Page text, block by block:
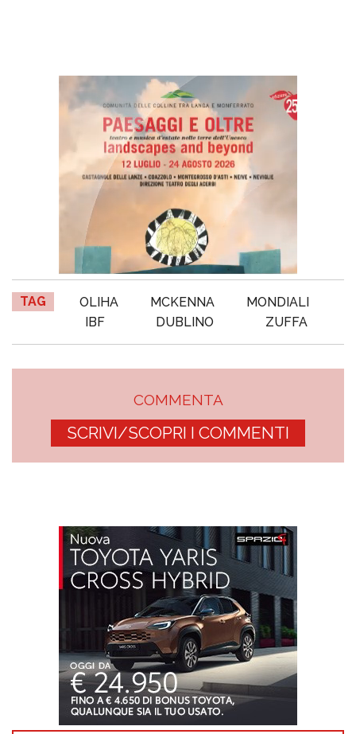
TAG OLIHA MCKENNA
MONDIALI
IBF
DUBLINO ZUFFA
COMMENTA
SCRIVI/SCOPRI I COMMENTI